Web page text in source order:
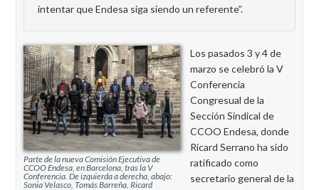
intentar que Endesa siga siendo un referente”.
Parte de la nueva Comisión Ejecutiva de
CCOO Endesa, en Barcelona, tras la V
Conferencia. De izquierda a derecha, abajo:
Sonia Velasco, Tomás Barreña, Ricard
Los pasados 3 y 4 de
marzo se celebró la V
Conferencia
Congresual de la
Sección Sindical de
CCOO Endesa, donde
Ricard Serrano ha sido
ratificado como
secretario general de la